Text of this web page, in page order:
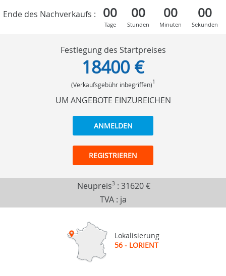
Ende des Nachverkaufs :
00
Tage
00
Stunden
00
Minuten
00
Sekunden
Festlegung des Startpreises
18400 €
(Verkaufsgebühr inbegriffen)1
UM ANGEBOTE EINZUREICHEN
ANMELDEN
REGISTRIEREN
Neupreis3 : 31620 €
TVA : ja
Lokalisierung
56 - LORIENT